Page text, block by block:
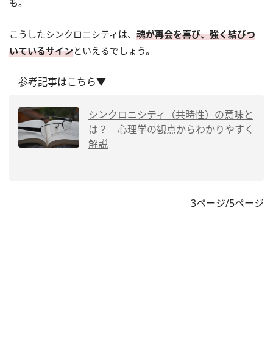
こうしたシンクロニシティは、 魂が再会を喜び、強く結びつ
いているサインといえるでしょう。
参考記事はこちら▼
シンクロニシティ（共時性）の意味と
は？ 心理学の観点からわかりやすく
解説
3ページ/5ページ